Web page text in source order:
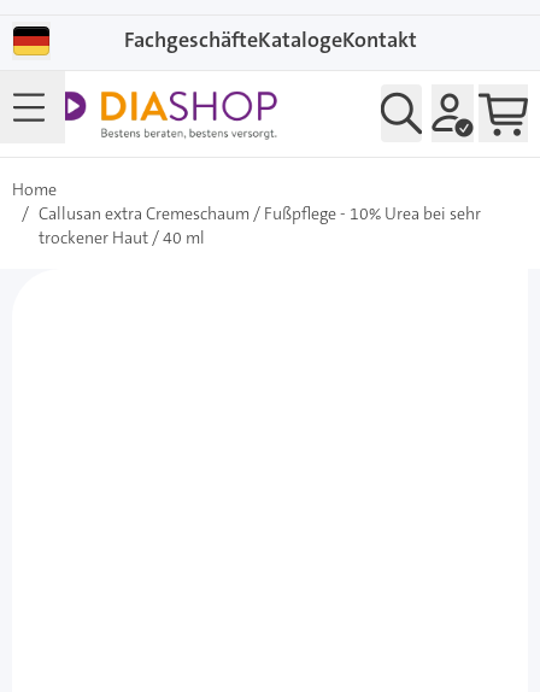
FachgeschäfteKatalogeKontakt
Home
/ Callusan extra Cremeschaum / Fußpflege - 10% Urea bei sehr
trockener Haut / 40 ml